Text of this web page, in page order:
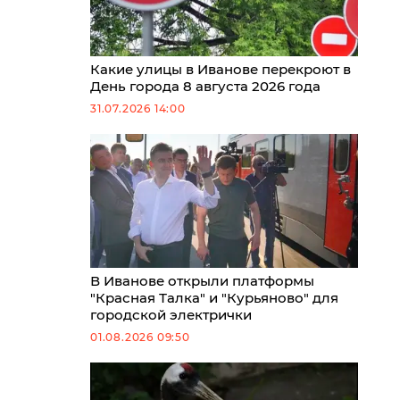
Какие улицы в Иванове перекроют в
День города 8 августа 2026 года
31.07.2026 14:00
В Иванове открыли платформы
"Красная Талка" и "Курьяново" для
городской электрички
01.08.2026 09:50